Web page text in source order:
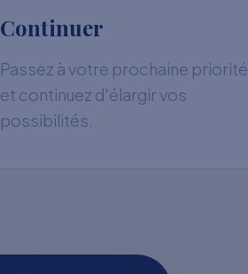
Continuer
Passez à votre prochaine priorité
et continuez d'élargir vos
possibilités.